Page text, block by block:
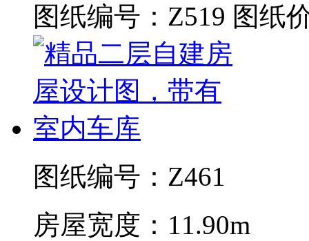
图纸编号：Z519 图纸
图纸编号：Z461
房屋宽度：11.90m